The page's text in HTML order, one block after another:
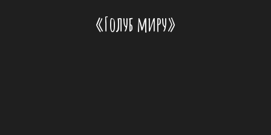
«Голуб миру»